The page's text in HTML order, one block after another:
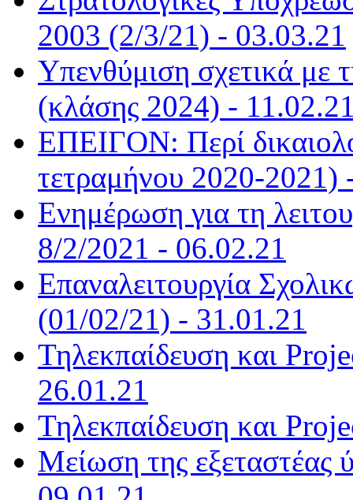
2003 (2/3/21) - 03.03.21
Υπενθύμιση σχετικά με
(κλάσης 2024) -
ΕΠΕΙΓΟΝ: Περί
τετραμήνου 2020-2021)
Ενημέρωση για τη
8/2/2021 - 06.02.21
Επαναλειτουργία
(01/02/21) - 31.01.21
Τηλεκπαίδευση και
26.01.21
Τηλεκπαίδευση και
Μείωση της